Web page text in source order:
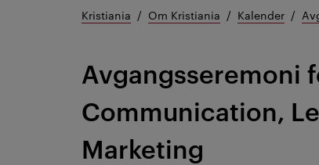
Kristiania Om Kristiania Kalender
Avgangsseremoni
Communication,
Marketing